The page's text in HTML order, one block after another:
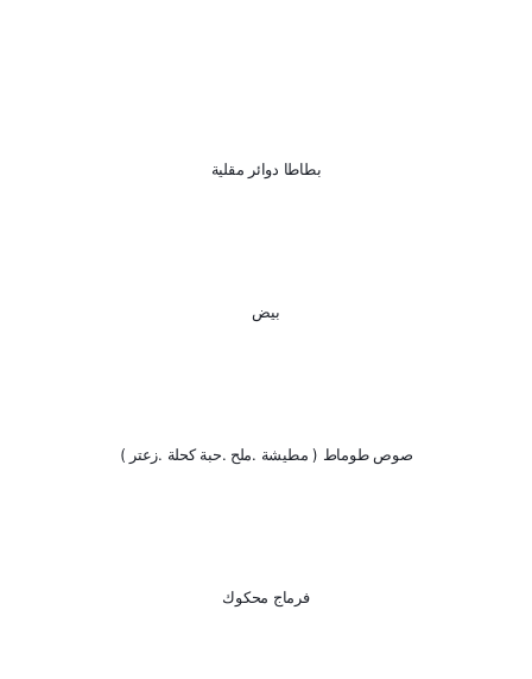
بطاطا دوائر مقلية
بيض
صوص طوماط ( مطيشة .ملح .حبة كحلة .زعتر )
فرماج محكوك